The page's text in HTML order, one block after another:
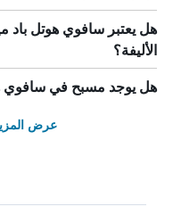
هل يعتبر سافوي هوتل باد
الأليفة؟
هل يوجد مسبح في سافوي
عرض